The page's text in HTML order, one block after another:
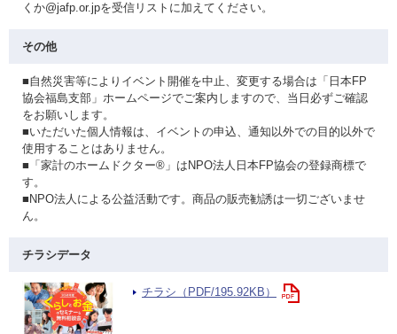
くか@jafp.or.jpを受信リストに加えてください。
その他
■自然災害等によりイベント開催を中止、変更する場合は「日本FP
協会福島支部」ホームページでご案内しますので、当日必ずご確認
をお願いします。
■いただいた個人情報は、イベントの申込、通知以外での目的以外で
使用することはありません。
■「家計のホームドクター®」はNPO法人日本FP協会の登録商標で
す。
■NPO法人による公益活動です。商品の販売勧誘は一切ございませ
ん。
チラシデータ
チラシ（PDF/195.92KB）